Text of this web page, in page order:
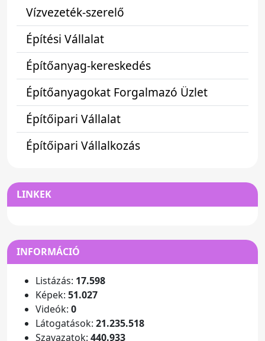
Vízvezeték-szerelő
Építési Vállalat
Építőanyag-kereskedés
Építőanyagokat Forgalmazó Üzlet
Építőipari Vállalat
Építőipari Vállalkozás
LINKEK
INFORMÁCIÓ
Listázás: 17.598
Képek: 51.027
Videók: 0
Látogatások: 21.235.518
Szavazatok: 440.933